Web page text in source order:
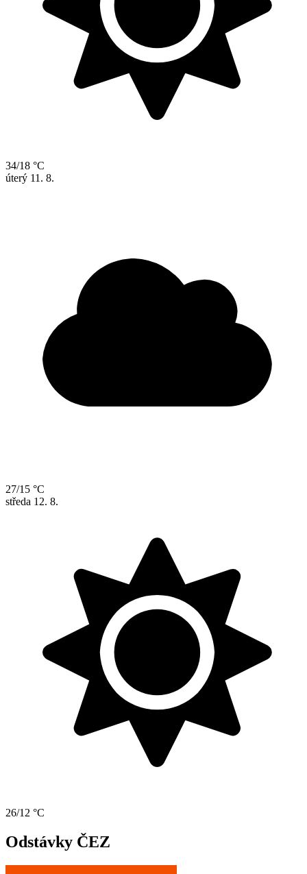
34/18 °C
úterý 11. 8.
27/15 °C
středa 12. 8.
26/12 °C
Odstávky ČEZ